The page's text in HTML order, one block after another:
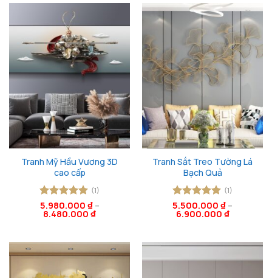
6.990.000 ₫.
Tranh Mỹ Hầu Vương 3D
cao cấp
Được xếp
hạng55
(1)
5.980.000 ₫–
8.480.000 ₫
Tranh Sắt Treo Tường Lá
Bạch Quả
Được xếp
hạng55
(1)
5.500.000 ₫ –
6.900.000 ₫